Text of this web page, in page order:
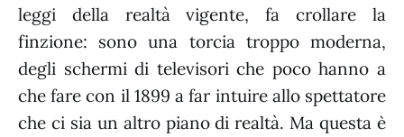
leggi della realtà vigente, fa crollare la
finzione: sono una torcia troppo moderna,
degli schermi di televisori che poco hanno a
che fare con il 1899 a far intuire allo spettatore
che ci sia un altro piano di realtà. Ma questa è